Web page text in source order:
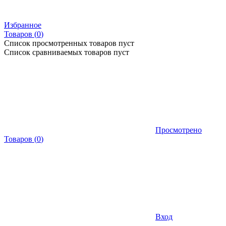
Избранное
Товаров (0)
Список просмотренных товаров пуст
Список сравниваемых товаров пуст
Просмотрено
Товаров (0)
Вход